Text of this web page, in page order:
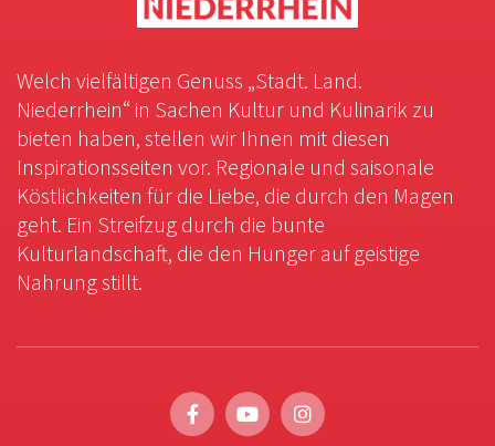
Welch vielfältigen Genuss „Stadt. Land.
Niederrhein“ in Sachen Kultur und Kulinarik zu
bieten haben, stellen wir Ihnen mit diesen
Inspirationsseiten vor. Regionale und saisonale
Köstlichkeiten für die Liebe, die durch den Magen
geht. Ein Streifzug durch die bunte
Kulturlandschaft, die den Hunger auf geistige
Nahrung stillt.